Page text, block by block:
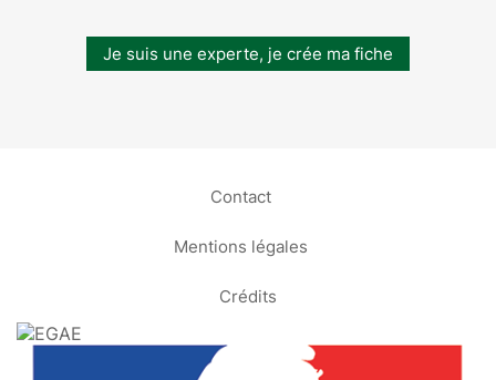
Je suis une experte, je crée ma fiche
Contact
Mentions légales
Crédits